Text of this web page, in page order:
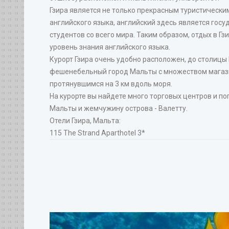
Гзира является не только прекрасным
английского языка, английский здесь является
студентов со всего мира. Таким образом, отдых в
уровень знания английского языка.
Курорт Гзира очень удобно расположен, до
фешенебельный город Мальты с множеством
протянувшимся на 3 км вдоль моря.
На курорте вы найдете много торговых центров и
Мальты и жемчужину острова - Валетту.
Отели Гзира, Мальта:
115 The Strand Aparthotel 3*